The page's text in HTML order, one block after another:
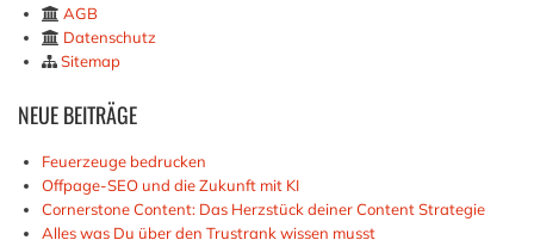
AGB
Datenschutz
Sitemap
NEUEBEITRÄGE
Feuerzeuge bedrucken
Offpage-SEO und die Zukunft mit KI
Cornerstone Content: Das Herzstück deiner Content Strategie
Alles was Du über den Trustrank wissen musst